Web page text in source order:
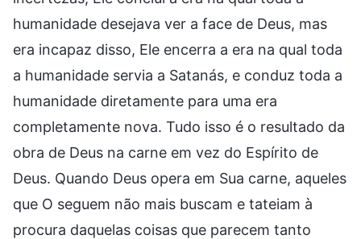
humanidade desejava ver a face de Deus, mas
era incapaz disso, Ele encerra a era na qual toda
a humanidade servia a Satanás, e conduz toda a
humanidade diretamente para uma era
completamente nova. Tudo isso é o resultado da
obra de Deus na carne em vez do Espírito de
Deus. Quando Deus opera em Sua carne, aqueles
que O seguem não mais buscam e tateiam à
procura daquelas coisas que parecem tanto